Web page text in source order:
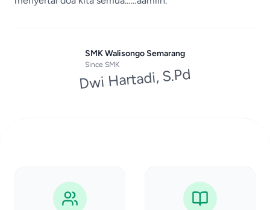
SMK Walisongo Semarang
Since SMK
Dwi Hartadi, S.Pd